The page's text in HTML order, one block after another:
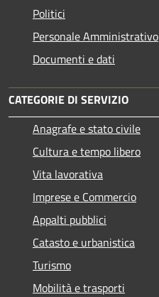
Politici
Personale Amministrativo
Documenti e dati
CATEGORIE DI SERVIZIO
Anagrafe e stato civile
Cultura e tempo libero
Vita lavorativa
Imprese e Commercio
Appalti pubblici
Catasto e urbanistica
Turismo
Mobilità e trasporti